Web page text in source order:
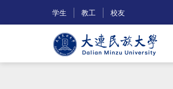
学生 教工 校友